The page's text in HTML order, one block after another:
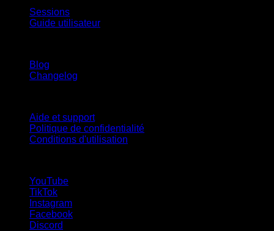
Sessions
Guide utilisateur
Blog
Changelog
Aide et support
Politique de confidentialité
Conditions d'utilisation
YouTube
TikTok
Instagram
Facebook
Discord